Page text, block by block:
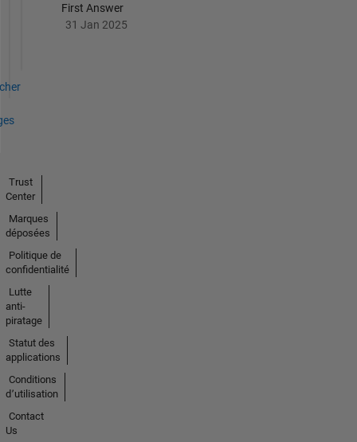
First Answer
31 Jan 2025
Trust
Center
Marques
déposées
Politique de
confidentialité
Lutte
anti-
piratage
Statut des
applications
Conditions
d՚utilisation
Contact
Us